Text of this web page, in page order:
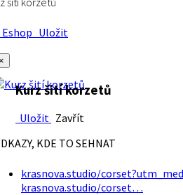
Uložit
Kurz šití korzetů
Uložit Zavřít
KDE TO SEHNAT
krasnova.studio/
krasnova.studio/corset…